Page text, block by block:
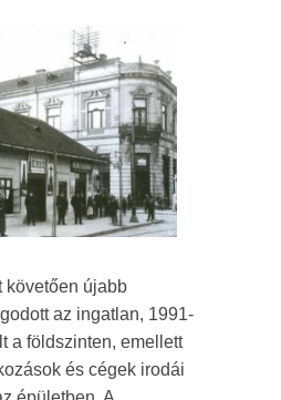
követően újabb
az ingatlan, 1991-
a földszinten, emellett
és cégek irodái